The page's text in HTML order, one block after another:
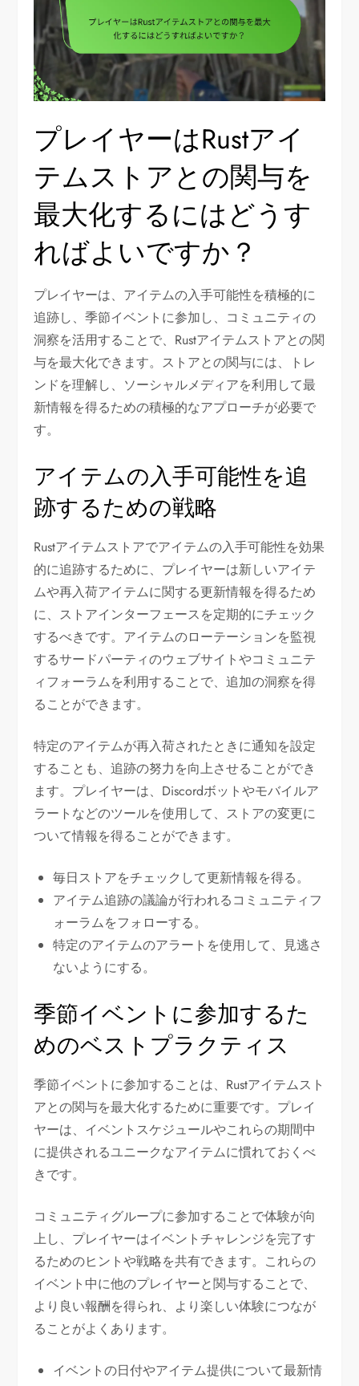
プレイヤーはRustアイ
テムストアとの関与を
最大化するにはどうす
ればよいですか？
プレイヤーは、アイテムの入手可能性を積極的に
追跡し、季節イベントに参加し、コミュニティの
洞察を活用することで、Rustアイテムストアとの関
与を最大化できます。ストアとの関与には、トレ
ンドを理解し、ソーシャルメディアを利用して最
新情報を得るための積極的なアプローチが必要で
す。
アイテムの入手可能性を追
跡するための戦略
Rustアイテムストアでアイテムの入手可能性を効果
的に追跡するために、プレイヤーは新しいアイテ
ムや再入荷アイテムに関する更新情報を得るため
に、ストアインターフェースを定期的にチェック
するべきです。アイテムのローテーションを監視
するサードパーティのウェブサイトやコミュニテ
ィフォーラムを利用することで、追加の洞察を得
ることができます。
特定のアイテムが再入荷されたときに通知を設定
することも、追跡の努力を向上させることができ
ます。プレイヤーは、Discordボットやモバイルア
ラートなどのツールを使用して、ストアの変更に
ついて情報を得ることができます。
毎日ストアをチェックして更新情報を得る。
アイテム追跡の議論が行われるコミュニティフ
ォーラムをフォローする。
特定のアイテムのアラートを使用して、見逃さ
ないようにする。
季節イベントに参加するた
めのベストプラクティス
季節イベントに参加することは、Rustアイテムスト
アとの関与を最大化するために重要です。プレイ
ヤーは、イベントスケジュールやこれらの期間中
に提供されるユニークなアイテムに慣れておくべ
きです。
コミュニティグループに参加することで体験が向
上し、プレイヤーはイベントチャレンジを完了す
るためのヒントや戦略を共有できます。これらの
イベント中に他のプレイヤーと関与することで、
より良い報酬を得られ、より楽しい体験につなが
ることがよくあります。
イベントの日付やアイテム提供について最新情